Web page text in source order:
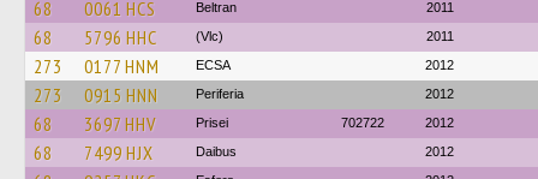
68 0061 HCS Beltran 2011
68 5796 HHC (Vlc) 2011
273 0177 HNM ECSA 2012
273 0915 HNN Periferia 2012
68 3697 HHV Prisei 702722 2012
68 7499 HJX Daibus 2012